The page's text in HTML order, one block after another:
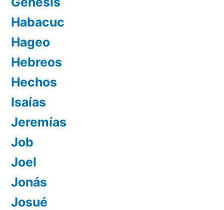
Habacuc
Hageo
Hebreos
Hechos
Isaías
Jeremías
Job
Joel
Jonás
Josué